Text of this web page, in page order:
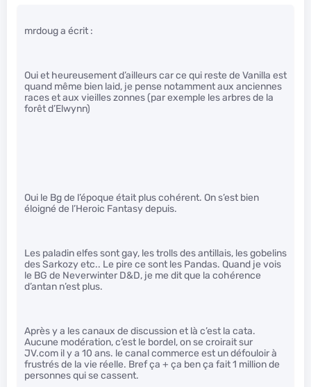
mrdoug a écrit :
Oui et heureusement d’ailleurs car ce qui reste de Vanilla est
quand même bien laid, je pense notamment aux anciennes
races et aux vieilles zonnes (par exemple les arbres de la
forêt d’Elwynn)
Oui le Bg de l’époque était plus cohérent. On s’est bien
éloigné de l’Heroic Fantasy depuis.
Les paladin elfes sont gay, les trolls des antillais, les gobelins
des Sarkozy etc.. Le pire ce sont les Pandas. Quand je vois
le BG de Neverwinter D&D, je me dit que la cohérence
d’antan n’est plus.
Après y a les canaux de discussion et là c’est la cata.
Aucune modération, c’est le bordel, on se croirait sur
JV.com il y a 10 ans. le canal commerce est un défouloir à
frustrés de la vie réelle. Bref ça + ça ben ça fait 1 million de
personnes qui se cassent.